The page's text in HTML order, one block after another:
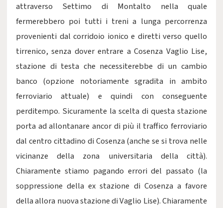
attraverso Settimo di Montalto nella quale
fermerebbero poi tutti i treni a lunga percorrenza
provenienti dal corridoio ionico e diretti verso quello
tirrenico, senza dover entrare a Cosenza Vaglio Lise,
stazione di testa che necessiterebbe di un cambio
banco (opzione notoriamente sgradita in ambito
ferroviario attuale) e quindi con conseguente
perditempo. Sicuramente la scelta di questa stazione
porta ad allontanare ancor di più il traffico ferroviario
dal centro cittadino di Cosenza (anche se si trova nelle
vicinanze della zona universitaria della città).
Chiaramente stiamo pagando errori del passato (la
soppressione della ex stazione di Cosenza a favore
della allora nuova stazione di Vaglio Lise). Chiaramente